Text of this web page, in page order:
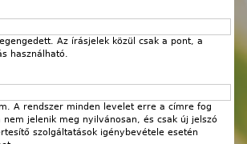
Az írásjelek közül csak a pont, a
használható.
A rendszer minden levelet erre a címre fog
nem jelenik meg nyilvánosan, és csak új jelszó
szolgáltatások igénybevétele esetén